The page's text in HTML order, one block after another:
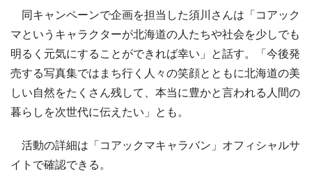
同キャンペーンで企画を担当した須川さんは「コアック
マというキャラクターが北海道の人たちや社会を少しでも
明るく元気にすることができれば幸い」と話す。「今後発
売する写真集ではまち行く人々の笑顔とともに北海道の美
しい自然をたくさん残して、本当に豊かと言われる人間の
暮らしを次世代に伝えたい」とも。
活動の詳細は「コアックマキャラバン」オフィシャルサ
イトで確認できる。